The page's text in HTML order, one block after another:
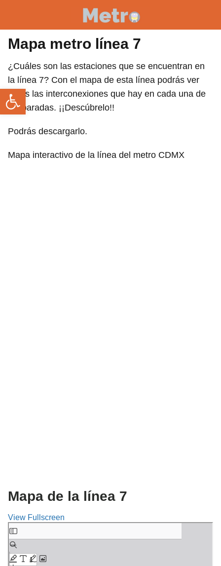
Mapa metro línea 7
¿Cuáles son las estaciones que se encuentran en
la línea 7? Con el mapa de esta línea podrás ver
todas las interconexiones que hay en cada una de
las paradas. ¡¡Descúbrelo!!
Podrás descargarlo.
Mapa interactivo de la línea del metro CDMX
Mapa de la línea 7
View Fullscreen
Saltar
al
contenido
del
PDF
Abrir barra de herramientas